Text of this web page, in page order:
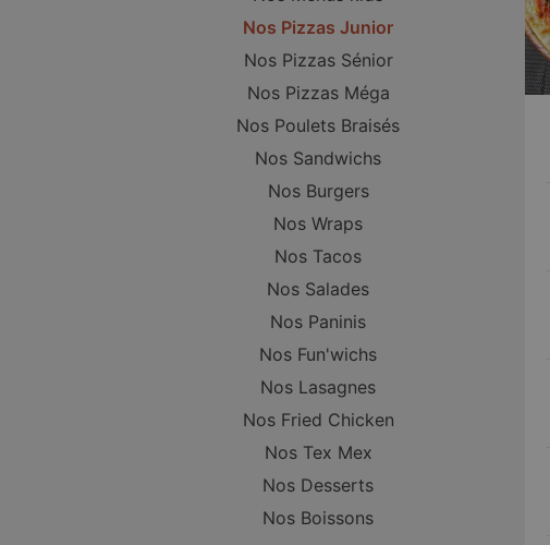
Nos Pizzas Junior
Nos Pizzas Sénior
Nos Pizzas Méga
Nos Poulets Braisés
Nos Sandwichs
Nos Burgers
Nos Wraps
Nos Tacos
Nos Salades
Nos Paninis
Nos Fun'wichs
Nos Lasagnes
Nos Fried Chicken
Nos Tex Mex
Nos Desserts
Nos Boissons